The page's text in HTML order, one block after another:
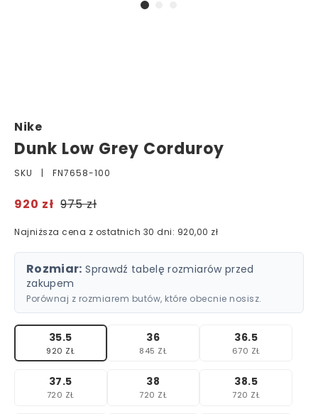
Nike
Dunk Low Grey Corduroy
SKU | FN7658-100
920 zł 975 zł
Najniższa cena z ostatnich 30 dni: 920,00 zł
Rozmiar: Sprawdź tabelę rozmiarów przed
zakupem
Porównaj z rozmiarem butów, które obecnie nosisz.
35.5
920 ZŁ
36
845 ZŁ
36.5
670 ZŁ
37.5
720 ZŁ
38
720 ZŁ
38.5
720 ZŁ